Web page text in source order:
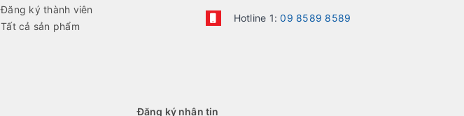
Đăng ký thành viên
Tất cả sản phẩm
Hotline 1:09 8589 8589
Đăng ký nhận tin